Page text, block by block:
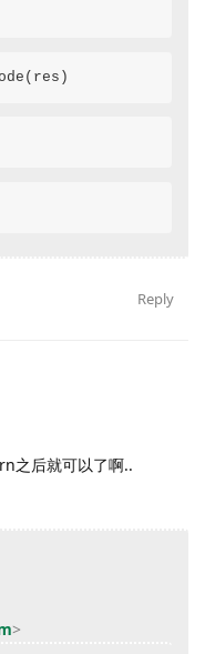
Reply
之后就可以了啊..
>